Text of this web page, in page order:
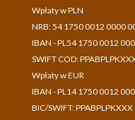
Wpłaty w PLN
NRB: 54 1750 0012 0000
IBAN - PL54 1750 0012
SWIFT COD:
Wpłaty w EUR
IBAN - PL14 1750 0012
BIC/SWIFT: PPABPLPKXXX